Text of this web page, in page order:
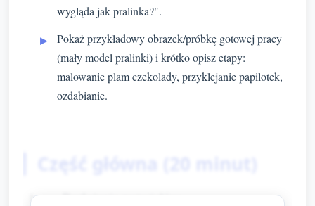
wygląda jak pralinka?".
Pokaż przykładowy obrazek/próbkę gotowej pracy
(mały model pralinki) i krótko opisz etapy:
malowanie plam czekolady, przyklejanie papilotek,
ozdabianie.
Część główna (20 minut)
Rozłożenie materiałów: